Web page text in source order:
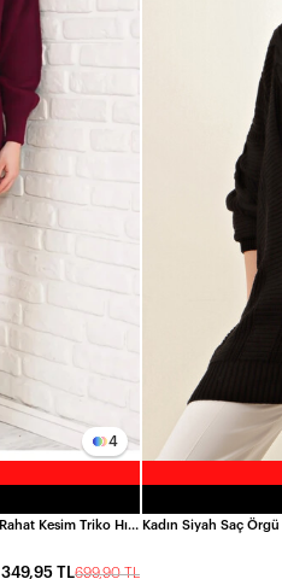
4
Kadın Bordo Saç Örgü Desen Uzun Düğmeli Rahat Kesim Triko Hırka HZL23W-BD1100691
699,90 TL
349,95 TL